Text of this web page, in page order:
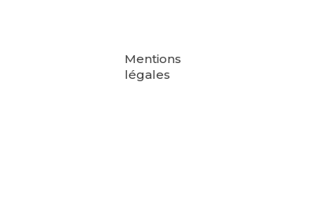
Mentions
légales